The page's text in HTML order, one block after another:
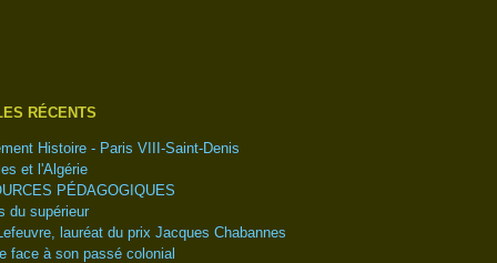
(1)
(6)
(2)
(1)
(5)
(2)
(1)
(5)
RÉCENTS
Histoire - Paris VIII-Saint-Denis
et l'Algérie
PÉDAGOGIQUES
du supérieur
lauréat du prix Jacques Chabannes
face à son passé colonial